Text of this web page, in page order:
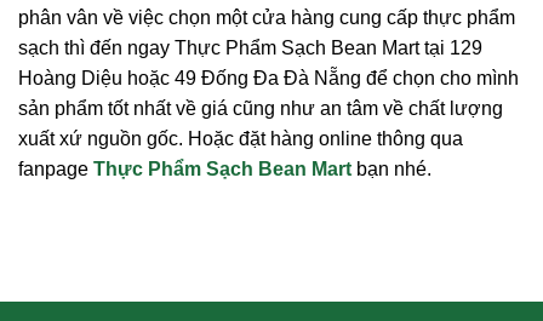
phân vân về việc chọn một cửa hàng cung cấp thực phẩm
sạch thì đến ngay Thực Phẩm Sạch Bean Mart tại 129
Hoàng Diệu hoặc 49 Đống Đa Đà Nẵng để chọn cho mình
sản phẩm tốt nhất về giá cũng như an tâm về chất lượng
xuất xứ nguồn gốc. Hoặc đặt hàng online thông qua
fanpage Thực Phẩm Sạch Bean Mart bạn nhé.